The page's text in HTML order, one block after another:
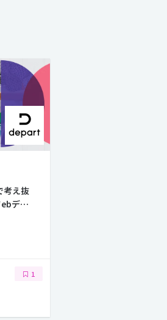
考え抜
ディ
1